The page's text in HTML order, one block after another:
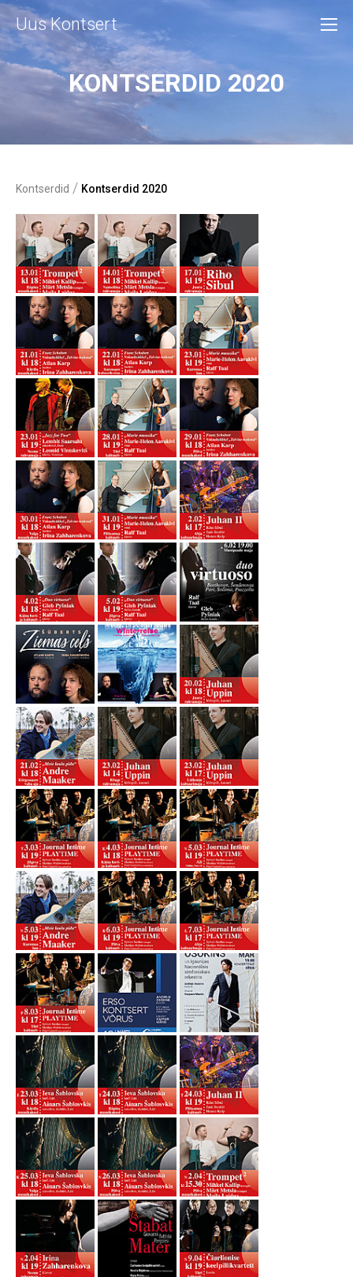
Uus Kontsert
KONTSERDID 2020
Kontserdid / Kontserdid 2020